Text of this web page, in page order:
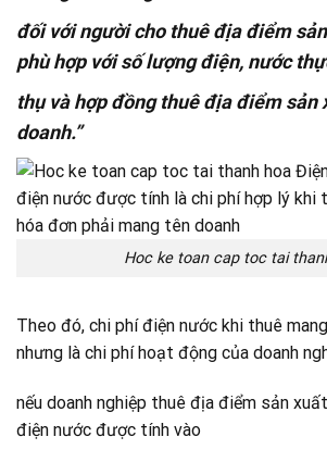
đối với người cho thuê địa điểm
phù hợp với số lượng điện, nước
thụ và hợp đồng thuê địa điểm sản
doanh.”
Hoc ke toan cap toc tai
Theo đó, chi phí điện nước khi thuê
nhưng là chi phí hoạt động của doanh
nếu doanh nghiệp thuê địa điểm sản
điện nước được tính vào